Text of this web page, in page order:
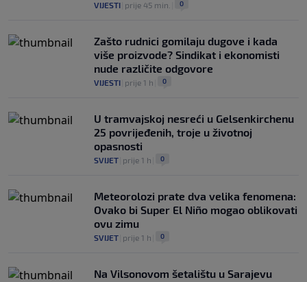
VIJESTI prije 45 min. 0
Zašto rudnici gomilaju dugove i kada
više proizvode? Sindikat i ekonomisti
nude različite odgovore
VIJESTI prije 1 h 0
U tramvajskoj nesreći u Gelsenkirchenu
25 povrijeđenih, troje u životnoj
opasnosti
SVIJET prije 1 h 0
Meteorolozi prate dva velika fenomena:
Ovako bi Super El Niño mogao oblikovati
ovu zimu
SVIJET prije 1 h 0
Na Vilsonovom šetalištu u Sarajevu